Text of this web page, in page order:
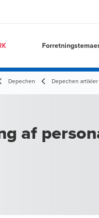
Depechen Depechen artikler
af